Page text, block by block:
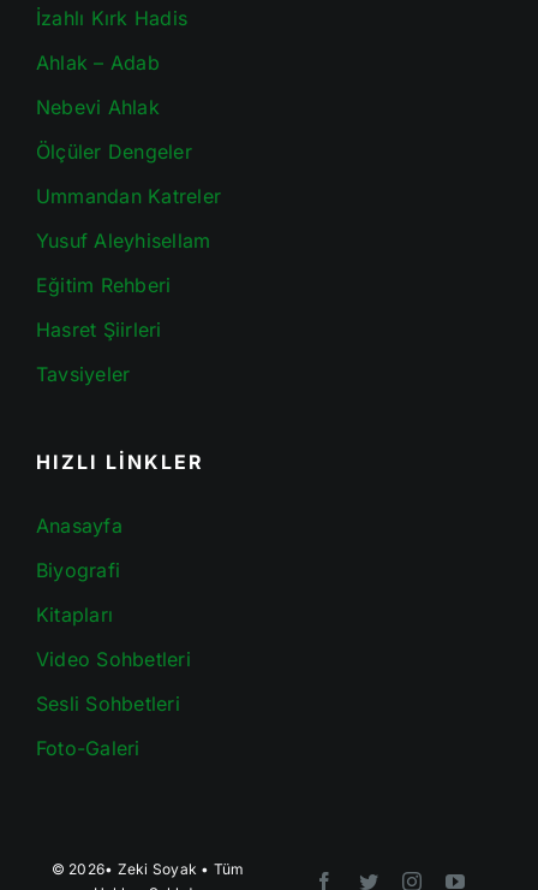
İzahlı Kırk Hadis
Ahlak – Adab
Nebevi Ahlak
Ölçüler Dengeler
Ummandan Katreler
Yusuf Aleyhisellam
Eğitim Rehberi
Hasret Şiirleri
Tavsiyeler
HIZLI LİNKLER
Anasayfa
Biyografi
Kitapları
Video Sohbetleri
Sesli Sohbetleri
Foto-Galeri
© 2026• Zeki Soyak • Tüm